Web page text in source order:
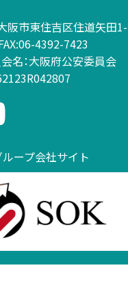
阪市東住吉区住道矢田
4392-7423
名：大阪府公安委員会
ループ会社サイト